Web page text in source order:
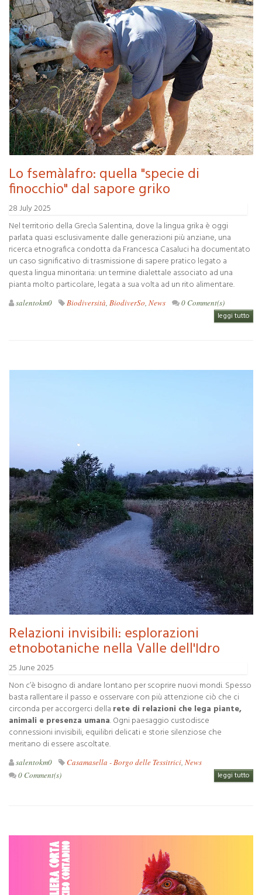
Lo fsemàlafro: quella "specie di
finocchio" dal sapore griko
28 July 2025
Nel territorio della Grecìa Salentina, dove la lingua grika è oggi
parlata quasi esclusivamente dalle generazioni più anziane, una
ricerca etnografica condotta da Francesca Casaluci ha documentato
un caso significativo di trasmissione di sapere pratico legato a
questa lingua minoritaria: un termine dialettale associato ad una
pianta molto particolare, legata a sua volta ad un rito alimentare.
salentokm0 Biodiversità BiodiverSo News 0 Comment(s)
leggi tutto
Relazioni invisibili: esplorazioni
etnobotaniche nella Valle dell'Idro
25 June 2025
Non c’è bisogno di andare lontano per scoprire nuovi mondi. Spesso
basta rallentare il passo e osservare con più attenzione ciò che ci
circonda per accorgerci della rete di relazioni che lega piante,
animali e presenza umana. Ogni paesaggio custodisce
connessioni invisibili, equilibri delicati e storie silenziose che
meritano di essere ascoltate.
salentokm0 Casamasella - Borgo delle Tessitrici News
0 Comment(s)
leggi tutto